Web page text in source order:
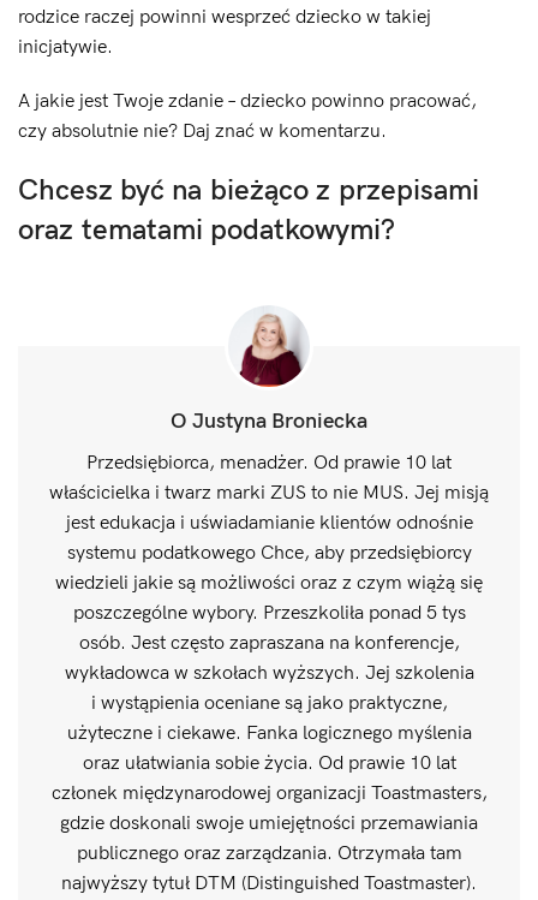
rodzice raczej powinni wesprzeć dziecko w takiej
inicjatywie.
A jakie jest Twoje zdanie – dziecko powinno pracować,
czy absolutnie nie? Daj znać w komentarzu.
Chcesz być na bieżąco z przepisami
oraz tematami podatkowymi?
O Justyna Broniecka
Przedsiębiorca, menadżer. Od prawie 10 lat
właścicielka i twarz marki ZUS to nie MUS. Jej misją
jest edukacja i uświadamianie klientów odnośnie
systemu podatkowego Chce, aby przedsiębiorcy
wiedzieli jakie są możliwości oraz z czym wiążą się
poszczególne wybory. Przeszkoliła ponad 5 tys
osób. Jest często zapraszana na konferencje,
wykładowca w szkołach wyższych. Jej szkolenia
i wystąpienia oceniane są jako praktyczne,
użyteczne i ciekawe. Fanka logicznego myślenia
oraz ułatwiania sobie życia. Od prawie 10 lat
członek międzynarodowej organizacji Toastmasters,
gdzie doskonali swoje umiejętności przemawiania
publicznego oraz zarządzania. Otrzymała tam
najwyższy tytuł DTM (Distinguished Toastmaster).